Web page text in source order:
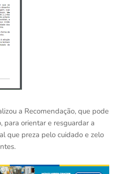
a Recomendação, que pode
para orientar e resguardar a
que preza pelo cuidado e zelo